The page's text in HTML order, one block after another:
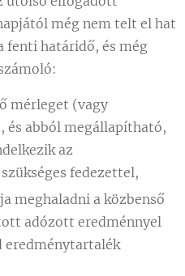
még nem telt el hat
fenti határidő, és még
mérleget (vagy
és abból megállapítható,
az
fedezettel,
meghaladni a közbenső
adózott eredménnyel
eredménytartalék